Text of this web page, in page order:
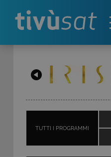
TUTTI I PROGRAMMI